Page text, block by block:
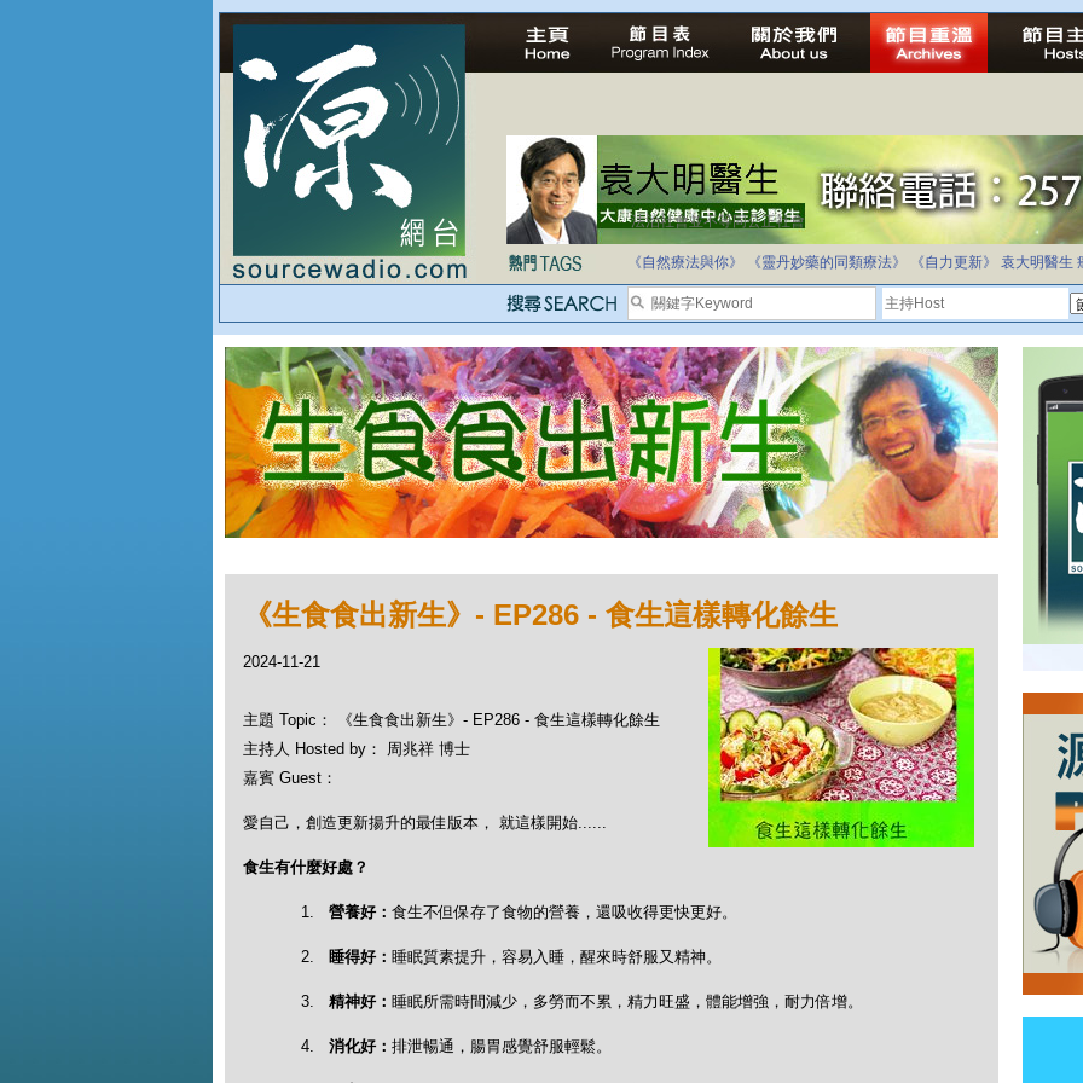
自家教育合法化-推動多元化教育，全民學卷制
《自然療法與你》 《靈丹妙藥的同類療法》 《自力更新》 袁大明醫生
《生食食出新生》- EP286 - 食生這樣轉化餘生
2024-11-21
主題 Topic： 《生食食出新生》- EP286 - 食生這樣轉化餘生
主持人 Hosted by： 周兆祥 博士
嘉賓 Guest：
愛自己，創造更新揚升的最佳版本， 就這樣開始......
食生有什麼好處？
1. 營養好： 食生不但保存了食物的營養，還吸收得更快更好。
2. 睡得好： 睡眠質素提升，容易入睡，醒來時舒服又精神。
3. 精神好： 睡眠所需時間減少，多勞而不累，精力旺盛，體能增強，耐力倍增。
4. 消化好： 排泄暢通，腸胃感覺舒服輕鬆。